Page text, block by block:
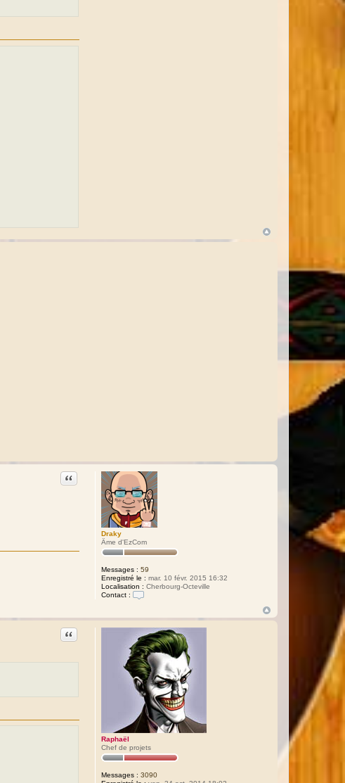
Draky
Âme d'EzCom
Messages : 59
Enregistré le : mar. 10 févr. 2015 16:32
Localisation : Cherbourg-Octeville
Contact :
n
t
a
c
t
e
r
D
r
a
k
y
Citation
Raphaël
Chef de projets
Messages : 3090
Citation